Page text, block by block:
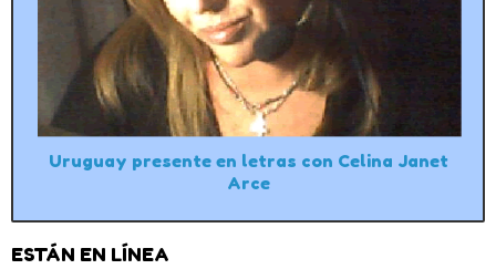
Uruguay presente en letras con Celina Janet
Arce
ESTÁN EN LÍNEA